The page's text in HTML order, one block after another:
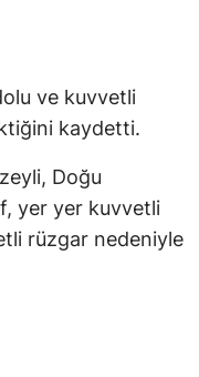
ve kuvvetli
kaydetti.
Doğu
yer yer kuvvetli
rüzgar nedeniyle